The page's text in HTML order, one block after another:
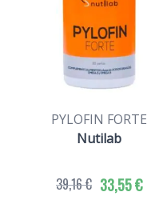
PYLOFIN FORTE
Nutilab
33,55 €
39,16 €